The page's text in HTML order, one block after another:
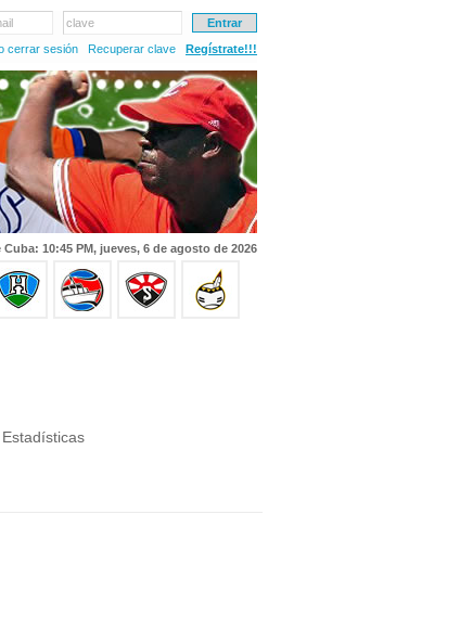
clave
cerrar sesión
Recuperar clave Regístrate!!!
Cuba: 10:45 PM, jueves, 6 de agosto de 2026